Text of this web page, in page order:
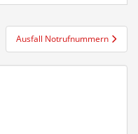
Ausfall Notrufnummern